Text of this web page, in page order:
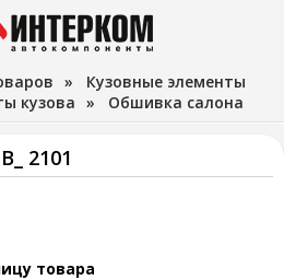
» Кузовные элементы
кузова » Обшивка салона
2101
товара